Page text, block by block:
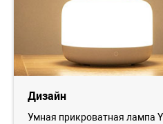
Дизайн
Умная прикроватная лампа